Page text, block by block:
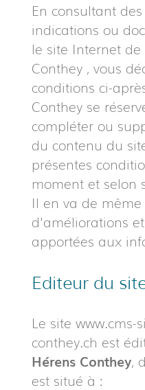
En consultant
indications ou
le site Internet de
Conthey , vous
conditions ci-
Conthey se
compléter ou
du contenu du
présentes
moment et selon
Il en va de même
d'améliorations
apportées aux
Editeur du
Le site www.cms-
conthey.ch est
Hérens Conthey,
est situé à :